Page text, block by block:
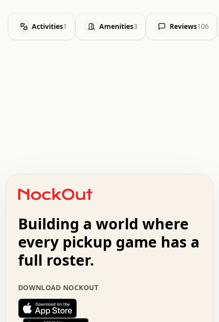
Activities1 Amenities3 Reviews106
+   .   .   .   .   .   .   .   .   .   +   .   .
.   .   .   .   .   .   .   .   .   .   .   :   .
.   .   .   .   +   .   .   .   .   .   .   .   +
.   :   .   .   .   .   .   .   .   .   o   .   .
.   .   x   .   .   .   .   .   .   :   .   .   o
.   .   .   .   :   .   .   .   .   o   .   .   .
.   .   .   .   .   .   .   :   .   .   .   .   .
.   .   .   .   .   .   .   +   .   .   x   .   .
.   .   .   .   .   :   +   .   .   .   .   .   o
.   .   .   .   .   .   .   .   .   .   .   .   .
Building a world where
every pickup game has a
full roster.
DOWNLOAD NOCKOUT